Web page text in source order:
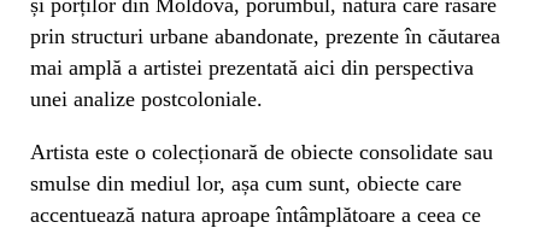
prin structuri urbane abandonate, prezente în căutarea
mai amplă a artistei prezentată aici din perspectiva
unei analize postcoloniale.
Artista este o colecționară de obiecte consolidate sau
smulse din mediul lor, așa cum sunt, obiecte care
accentuează natura aproape întâmplătoare a ceea ce